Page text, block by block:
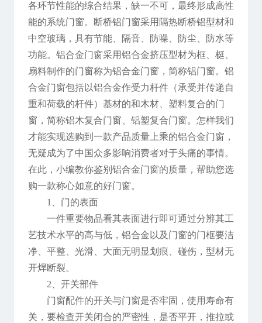
各环节性能的综合结果，缺一不可，最终形成高性
能的系统门窗。断桥铝门窗采用隔热断桥铝型材和
中空玻璃，具有节能、隔音、防噪、防尘、防水等
功能。铝合金门窗采用铝合金挤压型材为框、梃、
扇料制作的门窗称为铝合金门窗，简称铝门窗。铝
合金门窗包括以铝合金作受力杆件（承受并传递自
重和荷载的杆件）基材的和木材、塑料复合的门
窗，简称铝木复合门窗、铝塑复合门窗。怎样我们
才能实现选购到一款产品质量上乘的铝合金门窗，
无疑成为了中国众多影响消费者对于头痛的事情。
在此，小编教你鉴别铝合金门窗的质量，帮助您选
购一款称心如意的好门窗。
1、门的表面
一件重要物品看其表面进行即可通过分辨其工
艺技术水平的高与低，铝合金以及门窗的门框要洁
净、平整、光滑、大面无明显划痕、碰伤，型材无
开焊断裂。
2、开关部件
门窗配件的开关与门窗是否牢固，使用寿命有
关，要检查开关闭合的严密性，是否平开，推拉或